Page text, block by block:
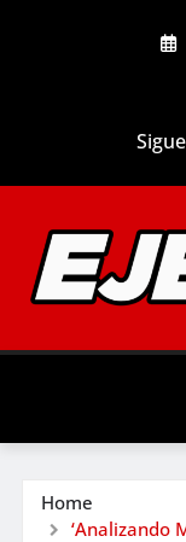
Home
‘Analizando